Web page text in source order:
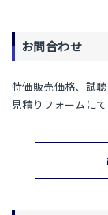
お問合わせ
特価販売価格、試
見積りフォームに